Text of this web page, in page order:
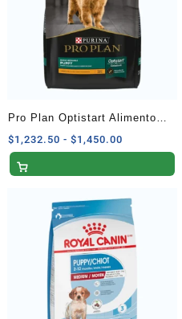
Pro Plan Optistart Alimento
Seco Cachorros Raza Mediana
Receta Pollo y Arroz 13 kg
$1,232.50 - $1,450.00
de
$1,232.50
hasta
$1,450.00